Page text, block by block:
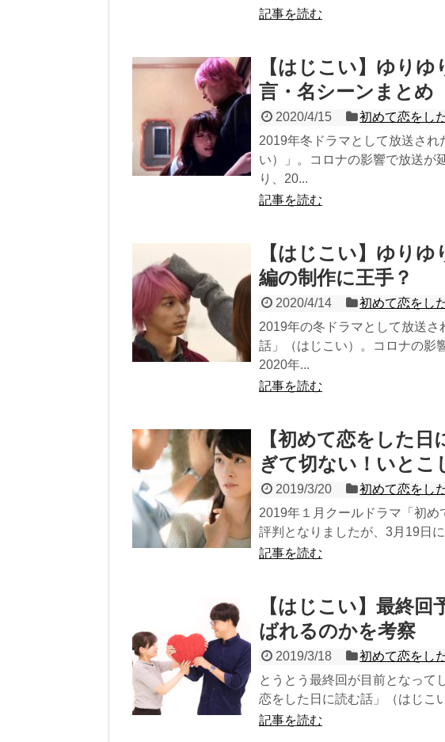
記事を読む
【はじこい】ゆり
言・名シーンまとめ
2020/4/15
初めて恋をし
2019年冬ドラマとして放送され
い）」。コロナの影響で放送が
り、20...
記事を読む
【はじこい】ゆり
編の制作に王手？
2020/4/14
初めて恋をし
2019年の冬ドラマとして放送
話」（はじこい）。コロナの影
2020年...
記事を読む
【初めて恋をした
ぎて切ない！いと
2019/3/20
初めて恋をし
2019年１月クールドラマ「初
評判となりましたが、3月19日
記事を読む
【はじこい】最終
ばれるのかを考察
2019/3/18
初めて恋をし
とうとう最終回が目前となって
恋をした日に読む話」（はじこ
記事を読む